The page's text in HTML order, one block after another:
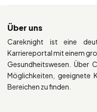
Über uns
Careknight ist eine
Karriereportal mit einem
Gesundheitswesen. Über
Möglichkeiten, geeignete
Bereichen zu finden.